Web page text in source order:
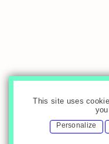
This site uses
Personalize